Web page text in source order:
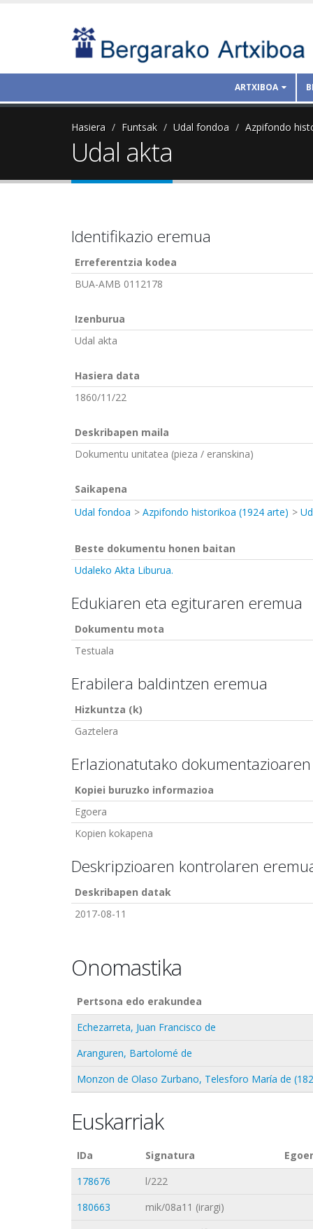
ARTXIBOA
Hasiera Funtsak Udal fondoa Azpifondo
Udal akta
Identifikazio eremua
Erreferentzia kodea
BUA-AMB 0112178
Izenburua
Udal akta
Hasiera data
1860/11/22
Deskribapen maila
Dokumentu unitatea (pieza / eranskina)
Saikapena
Udal fondoa
Azpifondo historikoa (1924 arte)
Beste dokumentu honen baitan
Udaleko Akta Liburua.
Edukiaren eta egituraren eremua
Dokumentu mota
Testuala
Erabilera baldintzen eremua
Hizkuntza (k)
Gaztelera
Erlazionatutako
Kopiei buruzko informazioa
Egoera
Kopien kokapena
Deskripzioaren kontrolaren
Deskribapen datak
2017-08-11
Onomastika
Pertsona edo erakundea
Echezarreta, Juan Francisco de
Aranguren, Bartolomé de
Monzon de Olaso Zurbano, Telesforo María de
Euskarriak
IDa Signatura
178676
l/222
180663
mik/08a11 (irargi)